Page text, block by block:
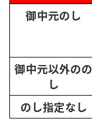
御中元のし
御中元以外のの
し
のし指定なし